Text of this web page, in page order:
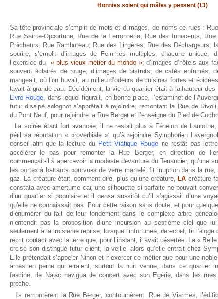
Honnies soient qui mâles y pensent (13)
Sa tête provinciale s’emplit de mots et d’images, de noms de rues :
Rue Sainte-Opportune; Rue de la Ferronnerie; Rue des Innocents;
Prêcheurs; Rue Rambuteau; Rue des Lingères; Rue des Déchargeurs;
sourire; s’emplit d’images de Femmes multiples, chacune unique,
l’exercice du « plus vieux métier du monde »; d’images d’hôtels aux
souvent éclairés de rouge; d’images de bistrots, de cafés enfumés,
mangeait, où l’on buvait, au milieu d’odeurs de cuisines fortes et
lavait à grande eau. Décidément, la vie du quartier était à la hauteur
Livre Rouge, dans lequel figurait, en bonne place, l’estaminet de
futur dissipé solognot s’apprêtait à rejoindre, remontant la Rue de
du Pont Neuf, pour rejoindre la Rue Berger et l’enseigne du Pied de
La soirée étant fort avancée, il ne restait plus à Fénelon de
péril sa réputation « proverbiale », qu’à rejoindre Symphorien
conseil afin que la lecture du Petit Viatique Rouge ne restât pas
accélérer le pas pour remonter la Rue Berger, en direction de
commençait-il à apercevoir la modeste devanture du Tenancier, qu’une
les portes à battants pourvues de verre martelé, fit irruption dans la rue,
gaz. La créature était, comment dire, plus qu’une créature, LA créature
constata avec amertume car, une silhouette si parfaite ne pouvait
d’un quartier si populaire et il pensa aussitôt qu’il s’agissait d’une
qu’elle ne connaissait pas. Pour cette raison sans doute, et pour
d’énumérer du fait de leur fondement dans le complexe arbre
n’entendit pas la proposition d’une incursion au septième ciel que
seulement à la troisième reprise, lorsque l’infortunée, derechef, fit l’éloge
reprit contact avec la terre que, pour l’instant, il avait désertée. La «
croisé son distingué futur client, la veille, alors qu’elle entrait chez
Elle prétendait s’appeler Ninon et n’exercer ce métier que pour une
âmes en peine qui erraient, surtout la nuit venue, dans ce quartier
fasciné, de Najac navigua de concert avec son Egérie, dans les rues
proche.
Ils remontèrent la Rue Berger, contournèrent, Rue de Viarmes,